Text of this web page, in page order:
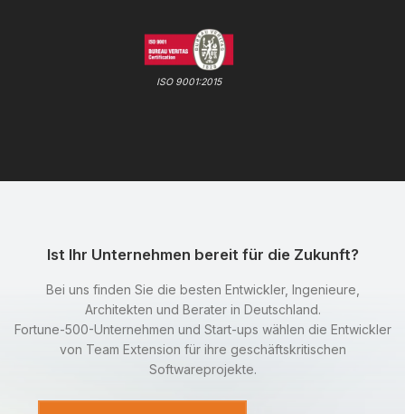
ISO 9001:2015
Ist Ihr Unternehmen bereit für die Zukunft?
Bei uns finden Sie die besten Entwickler, Ingenieure,
Architekten und Berater in Deutschland.
Fortune-500-Unternehmen und Start-ups wählen die Entwickler
von Team Extension für ihre geschäftskritischen
Softwareprojekte.